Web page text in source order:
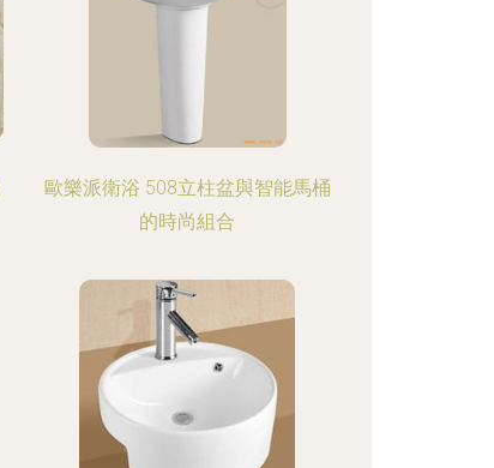
歐樂派衛浴 508立柱盆與智能馬桶
的時尚組合